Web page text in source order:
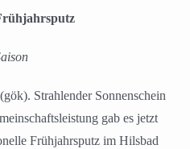
Strahlender Sonnenschein
gab es jetzt
Frühjahrsputz im Hilsbad